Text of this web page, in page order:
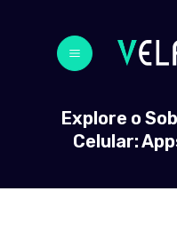
Explore o
Celular: